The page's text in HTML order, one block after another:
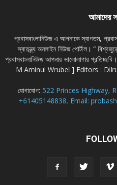
আমাদের
প্রবাসবাংলানিউজ এ আপনাকে স্বাগতম,
স্বাতন্ত্র্য অনলাইন নিউজ পোর্টাল। ”
প্রবাসবাংলানিউজ আপনার ভালোলাগার
M Aminul Wrubel ] Editors :
যোগাযোগ: 522 Princes Highway,
+61405148838, Email: